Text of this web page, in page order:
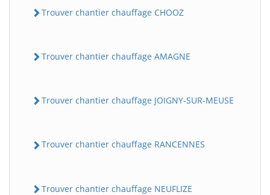
Trouver chantier chauffage CHOOZ
Trouver chantier chauffage AMAGNE
Trouver chantier chauffage JOIGNY-SUR-MEUSE
Trouver chantier chauffage RANCENNES
Trouver chantier chauffage NEUFLIZE